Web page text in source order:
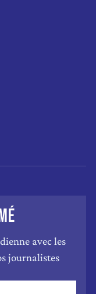
avec les
journalistes